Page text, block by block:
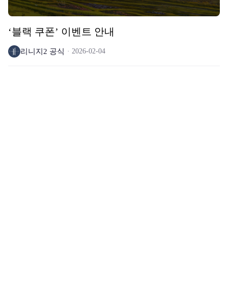
‘블랙 쿠폰’ 이벤트 안내
리니지2 공식 2026-02-04